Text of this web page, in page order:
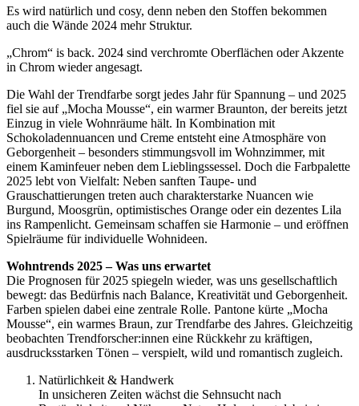
Es wird natürlich und cosy, denn neben den Stoffen bekommen
auch die Wände 2024 mehr Struktur.
„Chrom“ is back. 2024 sind verchromte Oberflächen oder Akzente
in Chrom wieder angesagt.
Die Wahl der Trendfarbe sorgt jedes Jahr für Spannung – und 2025
fiel sie auf „Mocha Mousse“, ein warmer Braunton, der bereits jetzt
Einzug in viele Wohnräume hält. In Kombination mit
Schokoladennuancen und Creme entsteht eine Atmosphäre von
Geborgenheit – besonders stimmungsvoll im Wohnzimmer, mit
einem Kaminfeuer neben dem Lieblingssessel. Doch die Farbpalette
2025 lebt von Vielfalt: Neben sanften Taupe- und
Grauschattierungen treten auch charakterstarke Nuancen wie
Burgund, Moosgrün, optimistisches Orange oder ein dezentes Lila
ins Rampenlicht. Gemeinsam schaffen sie Harmonie – und eröffnen
Spielräume für individuelle Wohnideen.
Wohntrends 2025 – Was uns erwartet
Die Prognosen für 2025 spiegeln wieder, was uns gesellschaftlich
bewegt: das Bedürfnis nach Balance, Kreativität und Geborgenheit.
Farben spielen dabei eine zentrale Rolle. Pantone kürte „Mocha
Mousse“, ein warmes Braun, zur Trendfarbe des Jahres. Gleichzeitig
beobachten Trendforscher:innen eine Rückkehr zu kräftigen,
ausdrucksstarken Tönen – verspielt, wild und romantisch zugleich.
Natürlichkeit & Handwerk
In unsicheren Zeiten wächst die Sehnsucht nach